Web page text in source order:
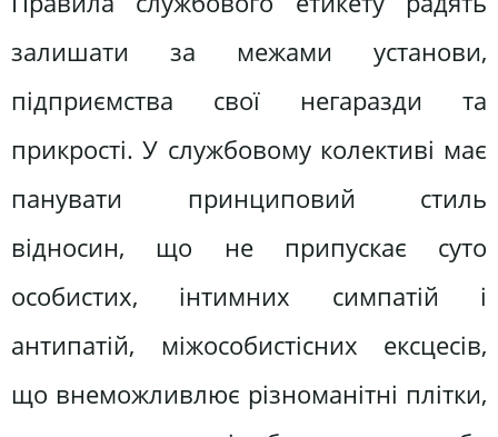
залишати за межами установи,
підприємства свої негаразди та
прикрості. У службовому колективі має
панувати принциповий стиль
відносин, що не припускає суто
особистих, інтимних симпатій і
антипатій, міжособистісних ексцесів,
що внеможливлює різноманітні плітки,